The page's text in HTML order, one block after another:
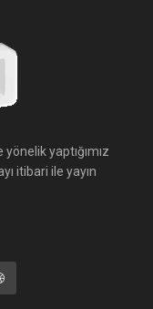
yaptığımız
itibari ile yayın